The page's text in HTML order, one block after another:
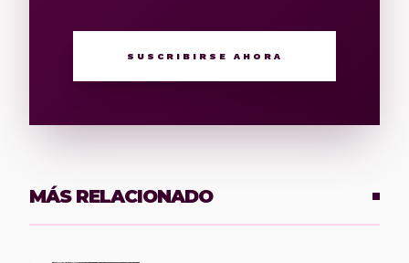
SUSCRIBIRSE AHORA
MÁS RELACIONADO